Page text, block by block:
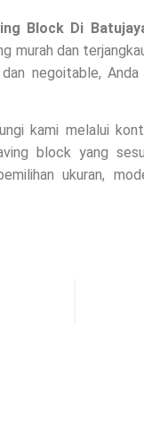
Block Di
murah dan
negoitable,
kami melalui
block yang
ukuran,